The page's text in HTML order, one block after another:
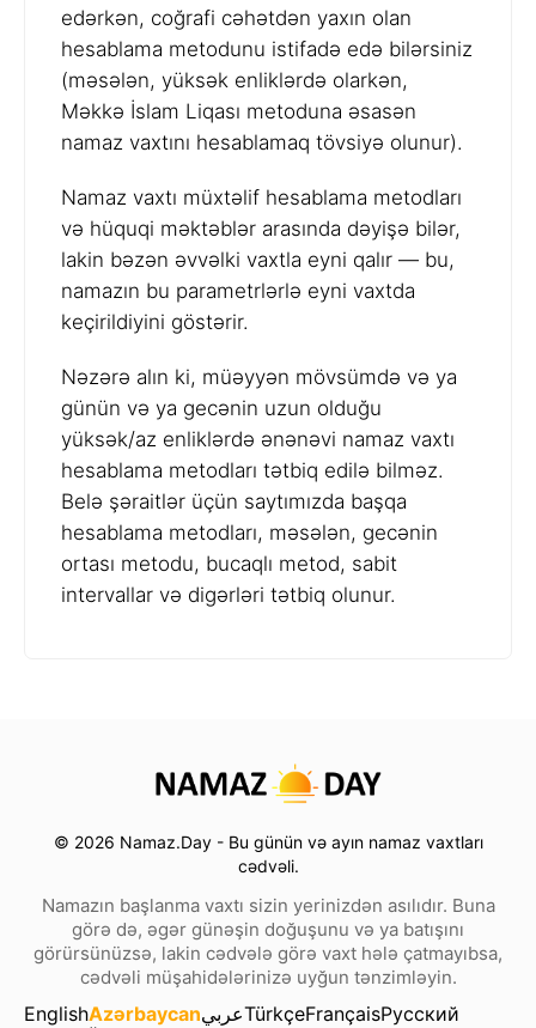
edərkən, coğrafi cəhətdən yaxın olan
hesablama metodunu istifadə edə bilərsiniz
(məsələn, yüksək enliklərdə olarkən,
Məkkə İslam Liqası metoduna əsasən
namaz vaxtını hesablamaq tövsiyə olunur).
Namaz vaxtı müxtəlif hesablama metodları
və hüquqi məktəblər arasında dəyişə bilər,
lakin bəzən əvvəlki vaxtla eyni qalır — bu,
namazın bu parametrlərlə eyni vaxtda
keçirildiyini göstərir.
Nəzərə alın ki, müəyyən mövsümdə və ya
günün və ya gecənin uzun olduğu
yüksək/az enliklərdə ənənəvi namaz vaxtı
hesablama metodları tətbiq edilə bilməz.
Belə şəraitlər üçün saytımızda başqa
hesablama metodları, məsələn, gecənin
ortası metodu, bucaqlı metod, sabit
intervallar və digərləri tətbiq olunur.
© 2026 Namaz.Day - Bu günün və ayın namaz vaxtları
cədvəli.
Namazın başlanma vaxtı sizin yerinizdən asılıdır. Buna
görə də, əgər günəşin doğuşunu və ya batışını
görürsünüzsə, lakin cədvələ görə vaxt hələ çatmayıbsa,
cədvəli müşahidələrinizə uyğun tənzimləyin.
EnglishAzərbaycanعربيTürkçeFrançaisРусский